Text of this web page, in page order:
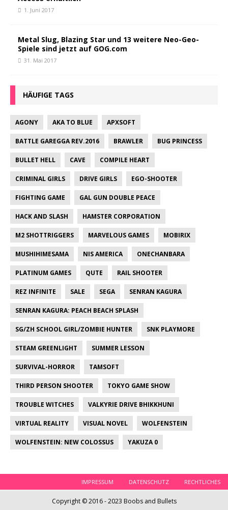
1. Juni 2017
Metal Slug, Blazing Star und 13 weitere Neo-Geo-
Spiele sind jetzt auf GOG.com
31. Mai 2017
HÄUFIGE TAGS
AGONY AKA TO BLUE APXSOFT
BATTLE GAREGGA REV.2016 BRAWLER BUG PRINCESS
BULLET HELL CAVE COMPILE HEART
CRIMINAL GIRLS DRIVE GIRLS EGO-SHOOTER
FIGHTING GAME GAL GUN DOUBLE PEACE
HACK AND SLASH HAMSTER CORPORATION
M2 SHOTTRIGGERS MARVELOUS GAMES MOBIRIX
MUSHIHIMESAMA NIS AMERICA ONECHANBARA
PLATINUM GAMES QUTE RAIL SHOOTER
REZ INFINITE SALE SEGA SENRAN KAGURA
SENRAN KAGURA: PEACH BEACH SPLASH
SG/ZH SCHOOL GIRL/ZOMBIE HUNTER SNK PLAYMORE
STEAM GREENLIGHT SUMMER LESSON
SURVIVAL-HORROR TAMSOFT
THIRD PERSON SHOOTER TOKYO GAME SHOW
TROUBLE WITCHES VALKYRIE DRIVE BHIKKHUNI
VIRTUAL REALITY VISUAL NOVEL WOLFENSTEIN
WOLFENSTEIN: NEW COLOSSUS YAKUZA 0
IMPRESSUM DATENSCHUTZ RECHTLICHES
Copyright © 2016 - 2023 Boobs and Bullets